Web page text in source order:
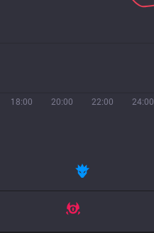
18:00 20:00 22:00 24:00